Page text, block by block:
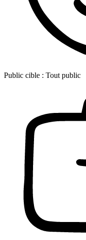
Public cible : Tout public